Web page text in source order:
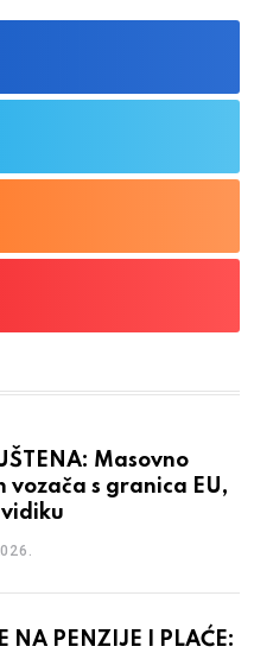
Masovno
vozača s granica EU,
NA PENZIJE I PLAĆE: